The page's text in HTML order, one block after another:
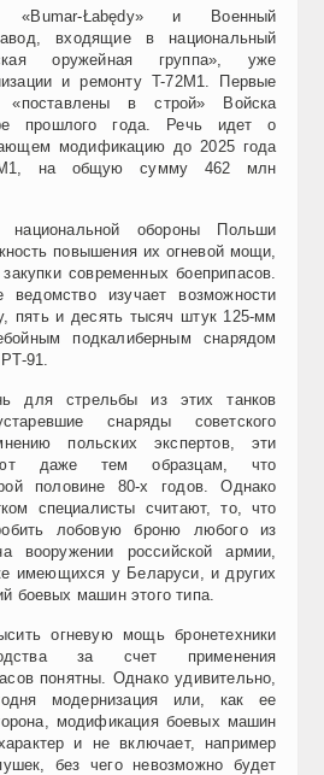
Łabędy» и Военный
входящие в национальный
оружейная группа», уже
и ремонту T-72M1. Первые
в строй» Войска
прошлого года. Речь идет о
модификацию до 2025 года
М1, на общую сумму 462 млн
национальной обороны Польши
повышения их огневой мощи,
современных боеприпасов.
ведомство изучает возможности
пять и десять тысяч штук 125-мм
подкалиберным снарядом
91.
для стрельбы из этих танков
снаряды советского
польских экспертов, эти
даже тем образцам, что
половине 80-х годов. Однако
специалисты считают, то, что
лобовую броню любого из
вооружении российской армии,
имеющихся у Беларуси, и других
боевых машин этого типа.
огневую мощь бронетехники
за счет применения
понятны. Однако удивительно,
модернизация или, как ее
модификация боевых машин
и не включает, например
без чего невозможно будет